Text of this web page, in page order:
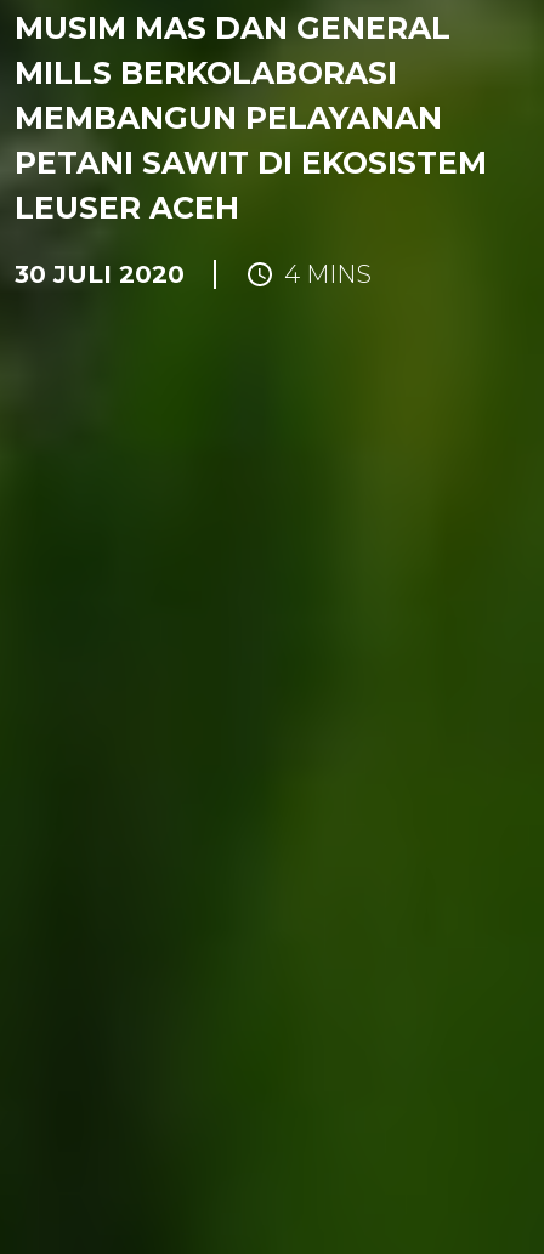
MUSIM MAS DAN GENERAL
MILLS BERKOLABORASI
MEMBANGUN PELAYANAN
PETANI SAWIT DI EKOSISTEM
LEUSER ACEH
30 JULI 2020 4 MINS